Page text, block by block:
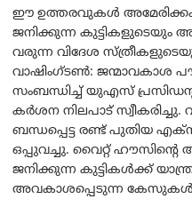
ഈ ഉത്തരവുകൾ
ജനിക്കുന്ന കുട്ടികളുടെയും
വരുന്ന വിദേശ
വാഷിംഗ്ടണ്‍: ജന്മാവകാശ
സംബന്ധിച്ച് യുഎസ്
കർശന നിലപാട്
ബന്ധപ്പെട്ട രണ്ട് പുതിയ
ഒപ്പുവച്ചു. വൈറ്റ്
ജനിക്കുന്ന കുട്ടികൾക്ക്
അവകാശപ്പെടുന്ന